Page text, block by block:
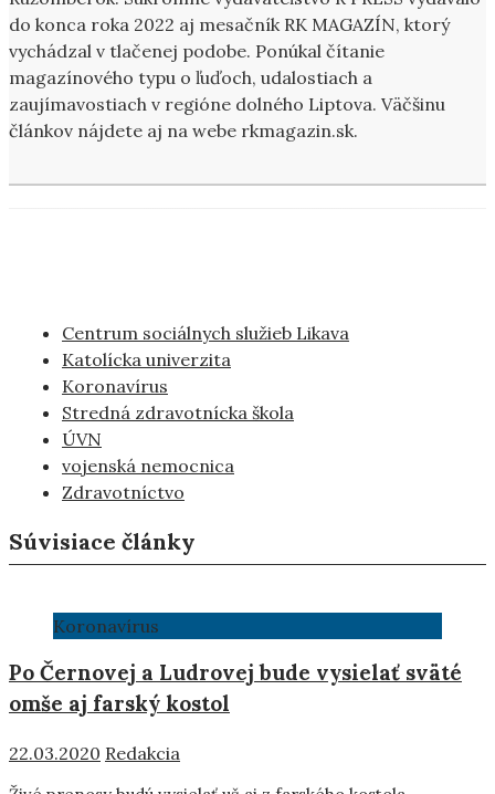
do konca roka 2022 aj mesačník RK MAGAZÍN, ktorý
vychádzal v tlačenej podobe. Ponúkal čítanie
magazínového typu o ľuďoch, udalostiach a
zaujímavostiach v regióne dolného Liptova. Väčšinu
článkov nájdete aj na webe rkmagazin.sk.
Centrum sociálnych služieb Likava
Katolícka univerzita
Koronavírus
Stredná zdravotnícka škola
ÚVN
vojenská nemocnica
Zdravotníctvo
Súvisiace články
Koronavírus
Po Černovej a Ludrovej bude vysielať sväté
omše aj farský kostol
22.03.2020 Redakcia